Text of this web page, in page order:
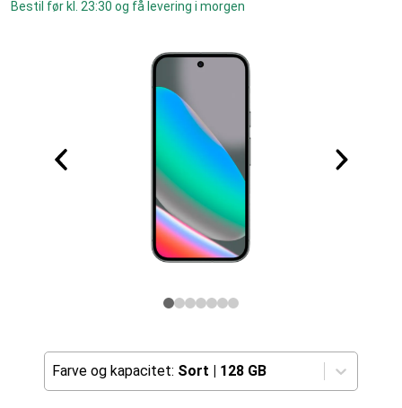
Bestil før kl. 23:30 og få levering i morgen
Farve og kapacitet: Sort | 128 GB